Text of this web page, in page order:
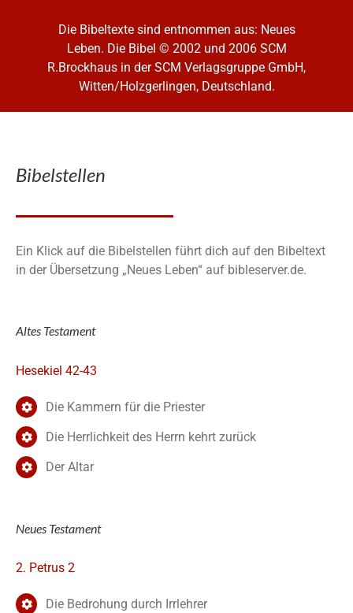
Die Bibeltexte sind entnommen aus: Neues
Leben. Die Bibel © 2002 und 2006 SCM
R.Brockhaus in der SCM Verlagsgruppe GmbH,
Witten/Holzgerlingen, Deutschland.
Bibelstellen
Ein Klick auf die Bibelstellen führt dich auf den Bibeltext
in der Übersetzung „Neues Leben“ auf bibleserver.de.
Altes Testament
Hesekiel 42-43
Die Kammern für die Priester
Die Herrlichkeit des Herrn kehrt zurück
Der Altar
Neues Testament
2. Petrus 2
Die Bedrohung durch Irrlehrer